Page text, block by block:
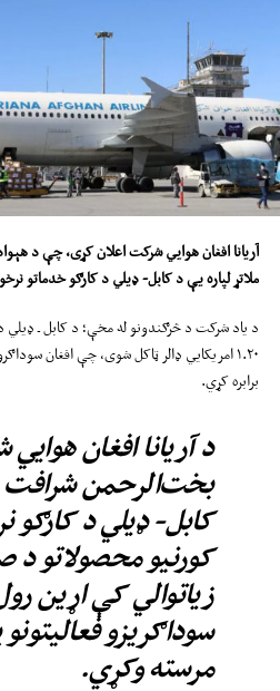
آریانا افغان هوايي شرکت اعلان کړی،چې د هې
ملاتړ لپاره یې د کابل-ډیليد کارګوخدماتو
د یاد شرکت د څرګندونو له مخې؛ د کابل ـ ډیلي
۱.۲۰ امریکایي ډالر ټاکل شوی، چې افغان
برابره کړي.
د آریانا افغان
بخت‌الرحمن شرافت
کابل- ډیلي د کارګو
کورنیو محصولاتو د
زیاتوالي کې اړین
سوداګریزو
مرسته وکړي.